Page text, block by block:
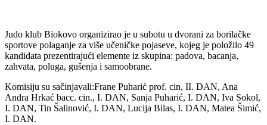
Judo klub Biokovo organizirao je u subotu u dvorani za borilačke
sportove polaganje za više učeničke pojaseve, kojeg je položilo 49
kandidata prezentirajući elemente iz skupina: padova, bacanja,
zahvata, poluga, gušenja i samoobrane.
Komisiju su sačinjavali:Frane Puharić prof. cin, II. DAN, Ana
Andra Hrkać bacc. cin., I. DAN, Sanja Puharić, I. DAN, Iva Sokol,
I. DAN, Tin Šalinović, I. DAN, Lucija Bilas, I. DAN, Matea Šimić,
I. DAN.